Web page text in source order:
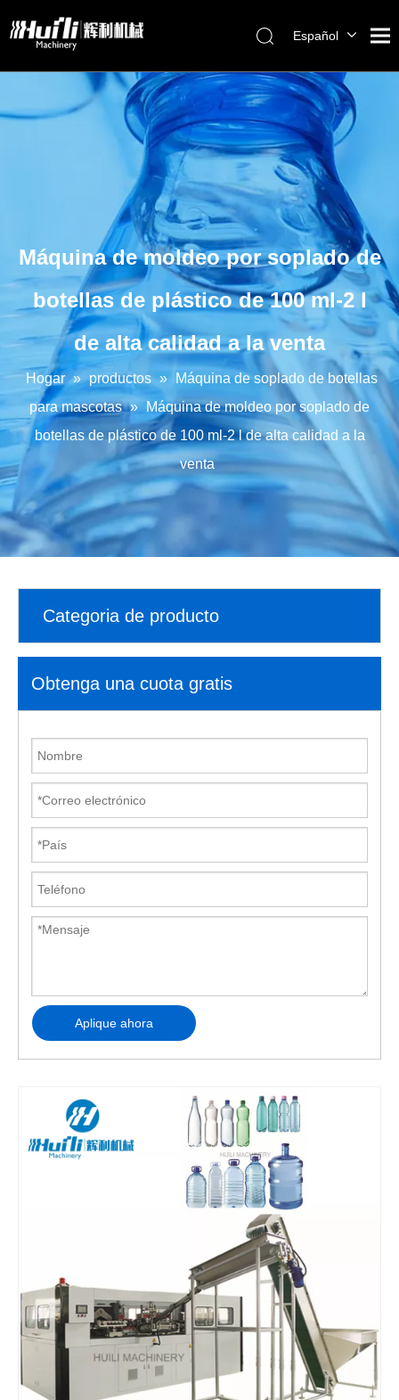
Español
العربية
Français
Pусский
Português
Máquina de moldeo por soplado de
botellas de plástico de 100 ml-2 l
de alta calidad a la venta
Hogar » productos »
Máquina de soplado de botellas
para mascotas » Máquina de moldeo por soplado de
botellas de plástico de 100 ml-2 l de alta calidad a la
venta
Categoria de producto
Obtenga una cuota gratis
Aplique ahora